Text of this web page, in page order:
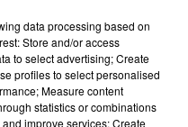
cette commune
a été
deux...
data processing based on
Store and/or access
to select advertising; Create
profiles to select personalised
Measure content
statistics or combinations
improve services; Create